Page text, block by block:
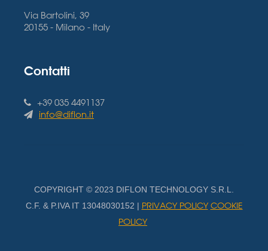
Via Bartolini, 39
20155 - Milano - Italy
Contatti
+39 035 4491137
info@diflon.it
COPYRIGHT © 2023 DIFLON TECHNOLOGY S.R.L.
C.F. & P.IVA IT 13048030152 | PRIVACY POLICY COOKIE
POLICY